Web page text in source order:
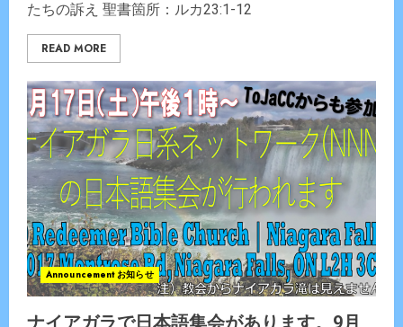
たちの訴え 聖書箇所：ルカ23:1-12
READ MORE
Announcement お知らせ